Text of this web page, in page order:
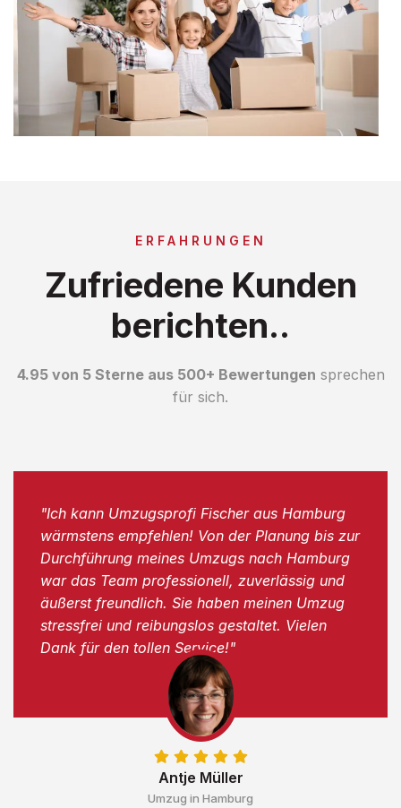
ERFAHRUNGEN
Zufriedene Kunden
berichten..
4.95 von 5 Sterne aus 500+ Bewertungen sprechen
für sich.
Antje Müller
Umzug in Hamburg
"Ich kann Umzugsprofi Fischer aus Hamburg
wärmstens empfehlen! Von der Planung bis zur
Durchführung meines Umzugs nach Hamburg
war das Team professionell, zuverlässig und
äußerst freundlich. Sie haben meinen Umzug
stressfrei und reibungslos gestaltet. Vielen
Dank für den tollen Service!"